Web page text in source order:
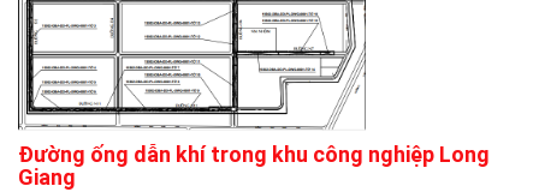
Đường ống dẫn khí trong khu công nghiệp Long
Giang